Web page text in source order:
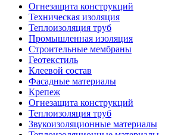
Огнезащита конструкций
Техническая изоляция
Теплоизоляция труб
Промышленная изоляция
Строительные мембраны
Геотекстиль
Клеевой состав
Фасадные материалы
Крепеж
Огнезащита конструкций
Теплоизоляция труб
Звукоизоляционные материалы